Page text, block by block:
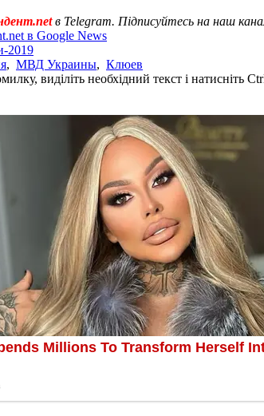
в Telegram. Підписуйтесь на наш
в Google News
2019
, МВД Украины, Клюев
виділіть необхідний текст і натисніть